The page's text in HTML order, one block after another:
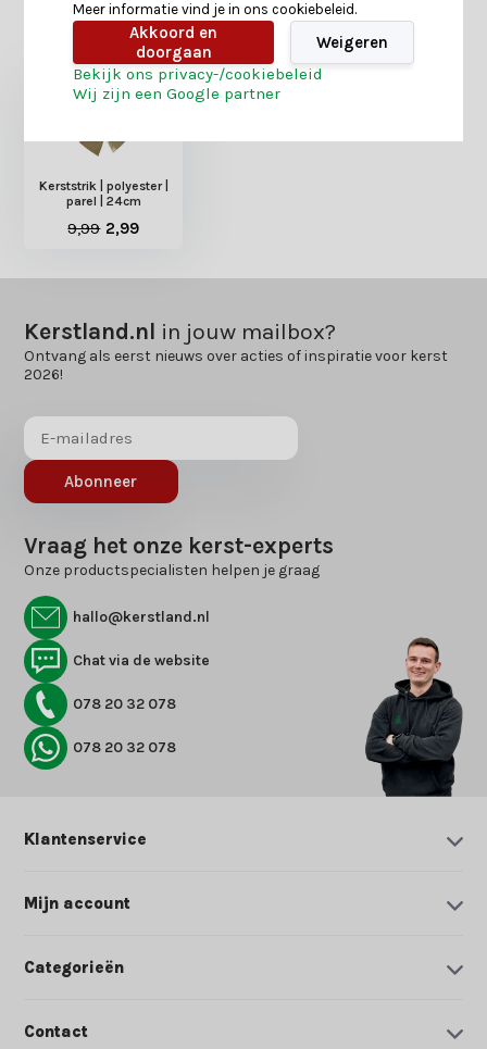
Heb je nog interesse in deze recent bekeken
Kerststrik | polyester |
parel | 24cm
9,99 2,99
Kerstland.nl in jouw mailbox?
Ontvang als eerst nieuws over acties of inspiratie voor kerst
2026!
Abonneer
Vraag het onze kerst-experts
Onze productspecialisten helpen je graag
hallo@kerstland.nl
Chat via de website
078 20 32 078
078 20 32 078
Klantenservice
Mijn account
Categorieën
Contact
Meer informatie vind je in ons cookiebeleid.
Akkoord en
doorgaan
Weigeren
Bekijk ons privacy-/cookiebeleid
Wij zijn een Google partner